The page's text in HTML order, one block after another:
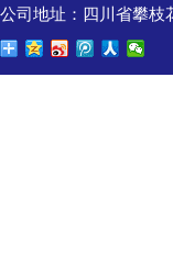
公司地址：四川省攀枝